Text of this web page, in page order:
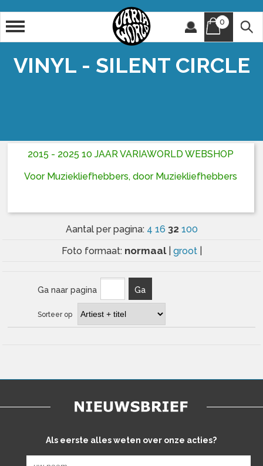
0
VINYL - SILENT CIRCLE
2015 - 2025 10 JAAR VARIAWORLD WEBSHOP
Voor Muziekliefhebbers, door Muziekliefhebbers
Aantal per pagina: 4 16 32 100
Foto formaat: normaal groot
Ga naar pagina Ga
Sorteer op
Als eerste alles weten over onze acties?